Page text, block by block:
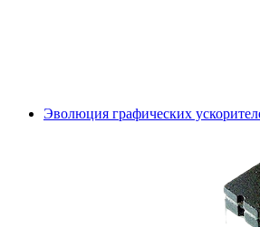
Эволюция графических